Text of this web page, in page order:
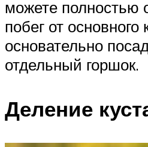
можете полностью
побег от основного
основательно
отдельный горшок.
Деление